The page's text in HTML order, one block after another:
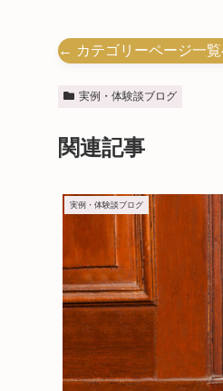
← カテゴリーページ一
実例・体験談ブログ
関連記事
実例・体験談ブログ